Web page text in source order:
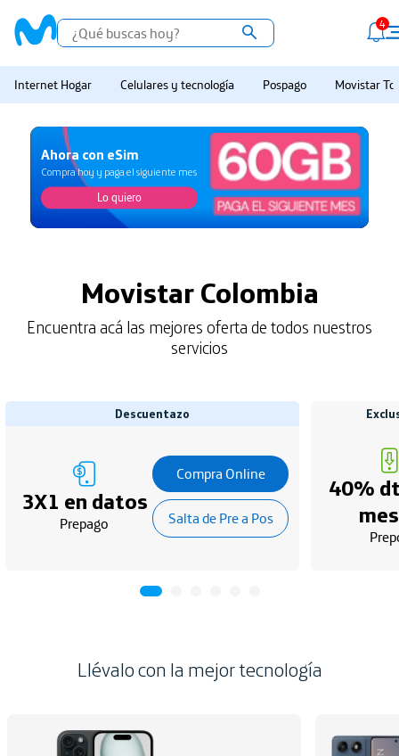
4
Internet Hogar Celulares y tecnología Pospago Movistar
Ahora con eSim
Compra hoy y paga el siguiente mes
Lo quiero
Movistar Colombia
Encuentra acá las mejores oferta de todos nuestros
servicios
Descuentazo
3X1 en datos
Prepago
Compra Online
Salta de Pre a Pos
40%
Llévalo con la mejor tecnología